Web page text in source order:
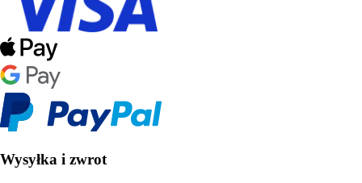
Wysyłka i zwrot